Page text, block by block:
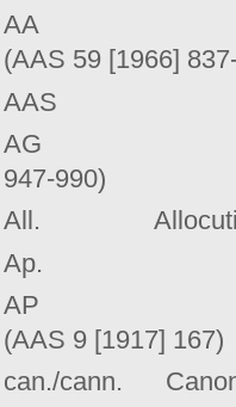
AA
(AAS 59 [1966]
AG
947-990)
All.
Ap.
AP
(AAS 9 [1917] 167)
can./cann.